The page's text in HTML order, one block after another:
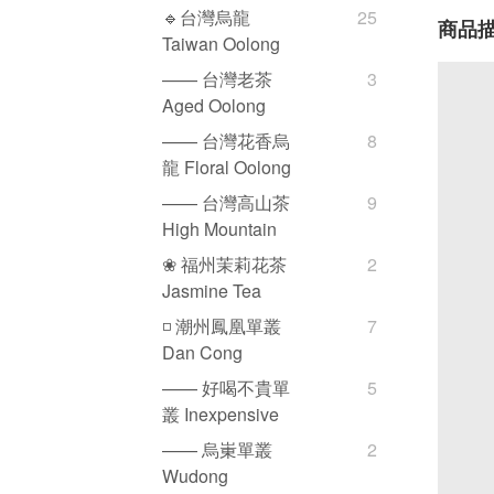
🔹台灣烏龍
Taiwan Oolong
25
—— 台灣老茶
Aged Oolong
3
—— 台灣花香烏
龍 Floral Oolong
8
—— 台灣高山茶
High Mountain
9
❀ 福州茉莉花茶
Jasmine Tea
2
◽️ 潮州鳳凰單叢
Dan Cong
7
—— 好喝不貴單
叢 Inexpensive
5
—— 烏崬單叢
Wudong
2
商品